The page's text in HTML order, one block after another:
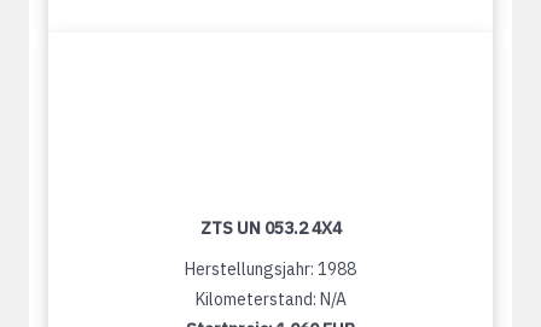
ZTS UN 053.2 4X4
Herstellungsjahr: 1988
Kilometerstand: N/A